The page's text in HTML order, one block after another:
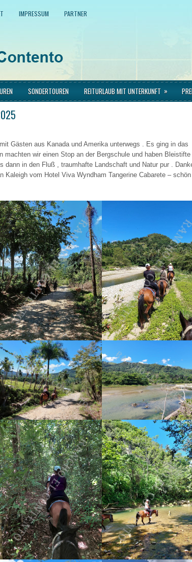
IMPRESSUM PARTNER
SONDERTOUREN REITURLAUB MIT UNTERKUNFT »
Gästen aus Kanada und Amerika unterwegs . Es ging in das
machten wir einen Stop an der Bergschule und haben Bleistifte
dann in den Fluß , traumhafte Landschaft und Natur pur .
Kaleigh vom Hotel Viva Wyndham Tangerine Cabarete –